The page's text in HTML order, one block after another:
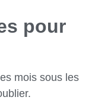
pour
mois sous les